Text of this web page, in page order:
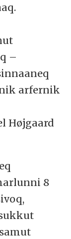
–
arfernik
Højgaard
8